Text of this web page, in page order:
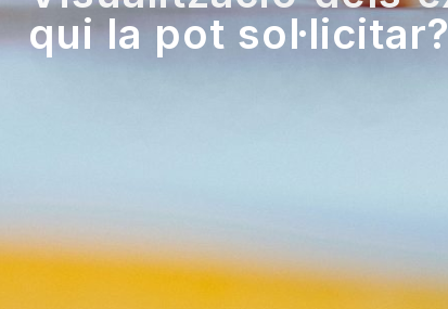
qui la pot sol·licitar?